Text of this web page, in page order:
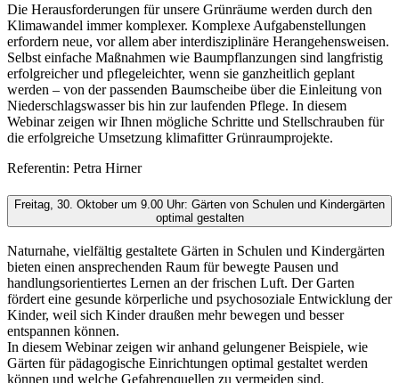
Die Herausforderungen für unsere Grünräume werden durch den
Klimawandel immer komplexer. Komplexe Aufgabenstellungen
erfordern neue, vor allem aber interdisziplinäre Herangehensweisen.
Selbst einfache Maßnahmen wie Baumpflanzungen sind langfristig
erfolgreicher und pflegeleichter, wenn sie ganzheitlich geplant
werden – von der passenden Baumscheibe über die Einleitung von
Niederschlagswasser bis hin zur laufenden Pflege. In diesem
Webinar zeigen wir Ihnen mögliche Schritte und Stellschrauben für
die erfolgreiche Umsetzung klimafitter Grünraumprojekte.
Referentin: Petra Hirner
Freitag, 30. Oktober um 9.00 Uhr: Gärten von Schulen und Kindergärten
optimal gestalten
Naturnahe, vielfältig gestaltete Gärten in Schulen und Kindergärten
bieten einen ansprechenden Raum für bewegte Pausen und
handlungsorientiertes Lernen an der frischen Luft. Der Garten
fördert eine gesunde körperliche und psychosoziale Entwicklung der
Kinder, weil sich Kinder draußen mehr bewegen und besser
entspannen können.
In diesem Webinar zeigen wir anhand gelungener Beispiele, wie
Gärten für pädagogische Einrichtungen optimal gestaltet werden
können und welche Gefahrenquellen zu vermeiden sind.